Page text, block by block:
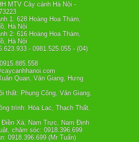
MTV Cây cảnh Hà Nội -
1: 628 Hoàng Hoa Thám,
Hà Nội
2: 616 Hoàng Hoa Thám,
Hà Nội
- 0981.525.055 - (04)
Quan, Văn Giang, Hưng
thất: Phụng Công, Văn Giang,
trình: Hòa Lạc, Thạch Thất,
Xá, Nam Trực, Nam Định
chăm sóc: 0918.396.699
0918.396.699 (Mr Tuấn)